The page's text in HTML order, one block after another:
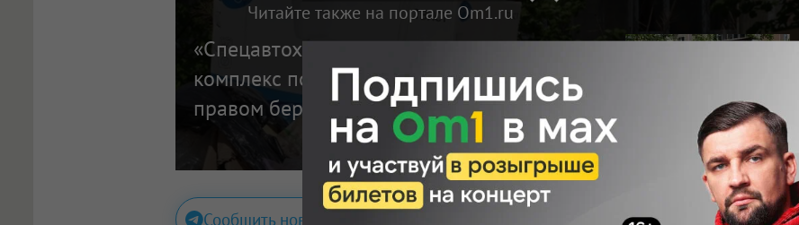
Читайте также на портале Om1.ru
«Спецавтохозяйтво» построит
комплекс по переработке мусора на
правом берегу в Новосибирске
Сообщить новость Размещение рекламы Макс Телеграм